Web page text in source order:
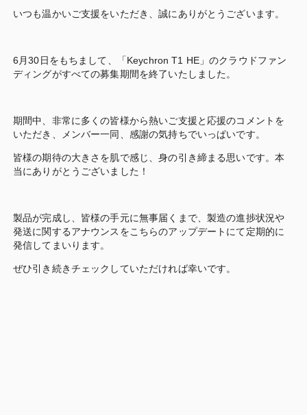
いつも温かいご支援をいただき、誠にありがとうございます。
6月30日をもちまして、「Keychron T1 HE」のクラウドファン
ディングがすべての募集期間を終了いたしました。
期間中、非常に多くの皆様から熱いご支援と応援のコメントを
いただき、メンバー一同、感謝の気持ちでいっぱいです。
皆様の期待の大きさを肌で感じ、身の引き締まる思いです。本
当にありがとうございました！
製品が完成し、皆様の手元に無事届くまで、製造の進捗状況や
発送に関するアナウンスをこちらのアップデートにて定期的に
発信してまいります。
ぜひ引き続きチェックしていただければ幸いです。